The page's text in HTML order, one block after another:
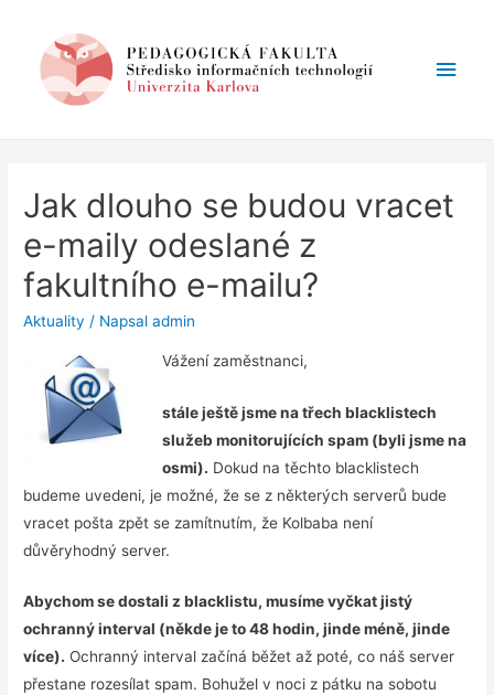
Jak dlouho se budou vracet
e-maily odeslané z
fakultního e-mailu?
Aktuality / Napsaladmin
Vážení zaměstnanci,
stále ještě jsme na třech blacklistech
služeb monitorujících spam (byli jsme na
osmi). Dokud na těchto blacklistech
budeme uvedeni, je možné, že se z některých serverů bude
vracet pošta zpět se zamítnutím, že Kolbaba není
důvěryhodný server.
Abychom se dostali z blacklistu, musíme vyčkat jistý
ochranný interval (někde je to 48 hodin, jinde méně, jinde
více). Ochranný interval začíná běžet až poté, co náš server
přestane rozesílat spam. Bohužel v noci z pátku na sobotu